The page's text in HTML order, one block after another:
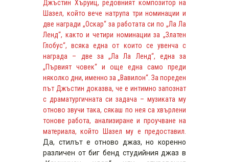
Джъстин Хъруиц, редовният композитор на
Шазел, който вече натрупа три номинации и
две награди „Оскар“ за работата си по „Ла Ла
Ленд“, както и четири номинации за „Златен
Глобус“, всяка една от които се увенча с
награда – две за „Ла Ла Ленд“, една за
„Първият човек“ и още една само преди
няколко дни, именно за „Вавилон“. За пореден
път Джъстин доказва, че е интимно запознат
с драматургичната си задача – музиката му
отново звучи така, сякаш по нея са хвърлени
тонове работа, анализиране и проучване на
материала, който Шазел му е предоставил.
Да, стилът е отново джаз, но коренно
различен от биг бенд студийния джаз в